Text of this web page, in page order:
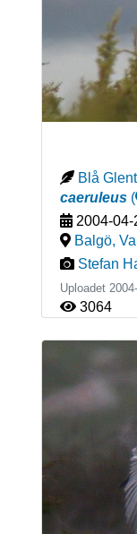
Blå
caeruleus(
2004-04-
Balgö,
Stefan
Uploadet
3064